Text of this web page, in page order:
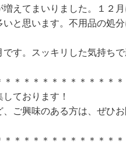
えてまいりました。１２
と思います。不用品の処
す。スッキリした気持ちで
＊＊＊＊＊＊＊＊＊＊＊＊
ております！
ご興味のある方は、ぜひお
＊＊＊＊＊＊＊＊＊＊＊